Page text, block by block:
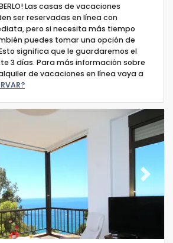
Las casas de vacaciones
ser reservadas en línea con
pero si necesita más tiempo
puedes tomar una opción de
significa que le guardaremos el
3 días. Para más información sobre
de vacaciones en línea vaya a
Next